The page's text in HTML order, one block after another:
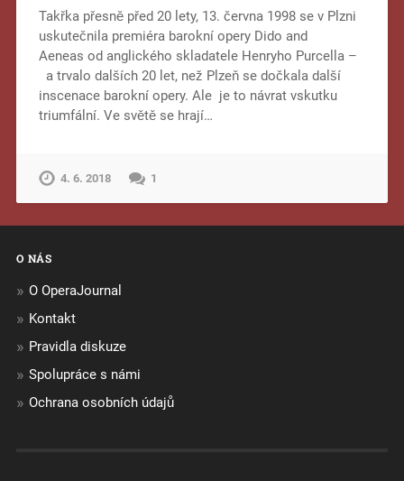
Takřka přesně před 20 lety, 13. června 1998 se v Plzni
uskutečnila premiéra barokní opery Dido and
Aeneas od anglického skladatele Henryho Purcella –
a trvalo dalších 20 let, než Plzeň se dočkala další
inscenace barokní opery. Ale je to návrat vskutku
triumfální. Ve světě se hrají…
4. 6. 2018 1
O NÁS
O OperaJournal
Kontakt
Pravidla diskuze
Spolupráce s námi
Ochrana osobních údajů